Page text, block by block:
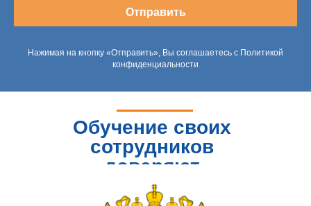
Отправить
Нажимая на кнопку «Отправить», Вы соглашаетесь с Политикой
конфиденциальности
Обучение своих
сотрудников
доверяют